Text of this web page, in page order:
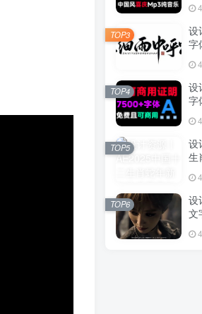
设
字
TOP3
设
字
使
TOP4
设
生
TOP5
设
文
TOP6